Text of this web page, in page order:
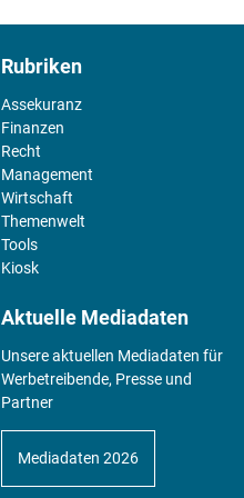
Rubriken
Assekuranz
Finanzen
Recht
Management
Wirtschaft
Themenwelt
Tools
Kiosk
Aktuelle Mediadaten
Unsere aktuellen Mediadaten für
Werbetreibende, Presse und
Partner
Mediadaten 2026